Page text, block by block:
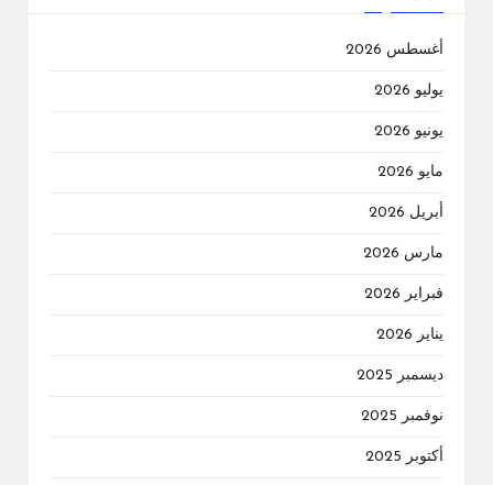
أغسطس 2026
يوليو 2026
يونيو 2026
مايو 2026
أبريل 2026
مارس 2026
فبراير 2026
يناير 2026
ديسمبر 2025
نوفمبر 2025
أكتوبر 2025